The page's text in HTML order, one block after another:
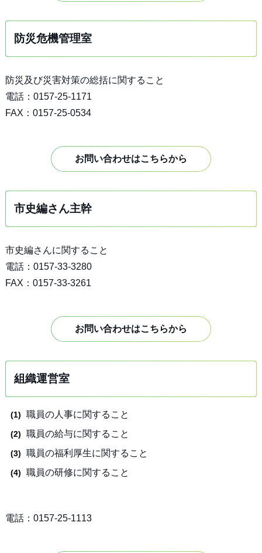
防災危機管理室
防災及び災害対策の総括に関すること
電話：0157-25-1171
FAX：0157-25-0534
お問い合わせはこちらから
市史編さん主幹
市史編さんに関すること
電話：0157-33-3280
FAX：0157-33-3261
お問い合わせはこちらから
組織運営室
職員の人事に関すること
職員の給与に関すること
職員の福利厚生に関すること
職員の研修に関すること
電話：0157-25-1113